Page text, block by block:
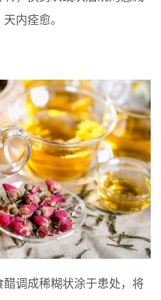
内痊愈。
调成稀糊状涂于患处，将